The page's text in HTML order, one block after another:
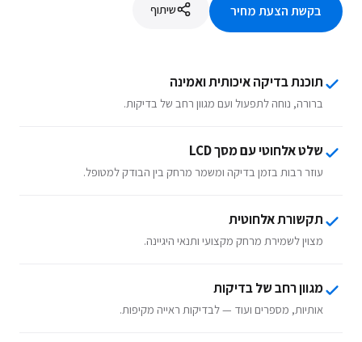
בקשת הצעת מחיר שיתוף
תוכנת בדיקה איכותית ואמינה
ברורה, נוחה לתפעול ועם מגוון רחב של בדיקות.
שלט אלחוטי עם מסך LCD
עוזר רבות בזמן בדיקה ומשמר מרחק בין הבודק למטופל.
תקשורת אלחוטית
מצוין לשמירת מרחק מקצועי ותנאי היגיינה.
מגוון רחב של בדיקות
אותיות, מספרים ועוד — לבדיקות ראייה מקיפות.